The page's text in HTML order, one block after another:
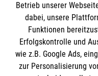
Informationen
Impressum
Datenschutz
Barrierefreiheit
Die Malteser
Betrieb unserer
dabei, unsere
Funktionen
Erfolgskontrolle und
wie z.B. Google Ads,
zur Personalisierung